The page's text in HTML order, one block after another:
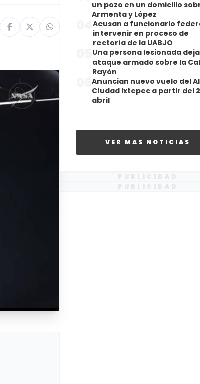
un pozo en un domicilio
Armenta y López
Acusan a funcionario
intervenir en proceso de
rectoría de la UABJO
Una persona lesionada deja
ataque armado sobre la
Rayón
Anuncian nuevo vuelo del
Ciudad Ixtepec a partir del
abril
VER MAS NOTICIAS